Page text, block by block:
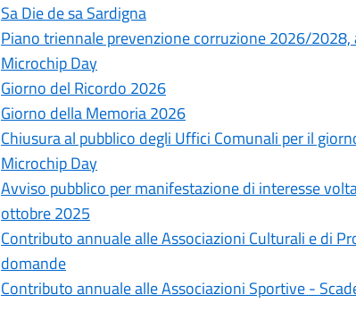
Sa Die de sa Sardigna
Piano triennale prevenzione corruzione 2026/
Microchip Day
Giorno del Ricordo 2026
Giorno della Memoria 2026
Chiusura al pubblico degli Uffici Comunali per il
Microchip Day
Avviso pubblico per manifestazione di interesse
ottobre 2025
Contributo annuale alle Associazioni Culturali e di
domande
Contributo annuale alle Associazioni Sportive -